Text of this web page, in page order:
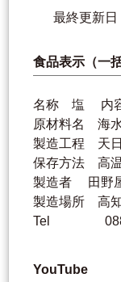
最終更新
食品表示（一
名称 塩 内
原材料名 海水
製造工程 天
保存方法 高
製造者 田野
製造場所 高
Tel 0887-
YouTube